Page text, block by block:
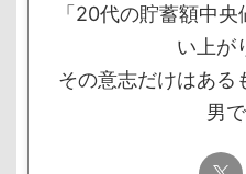
「20代の貯蓄額中
い上が
その意志だけはある
男で